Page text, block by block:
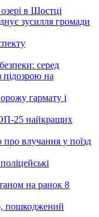
в Шостці
зусилля громади
серед
на
гармату і
25 найкращих
влучання у поїзд
на ранок 8
пошкоджений